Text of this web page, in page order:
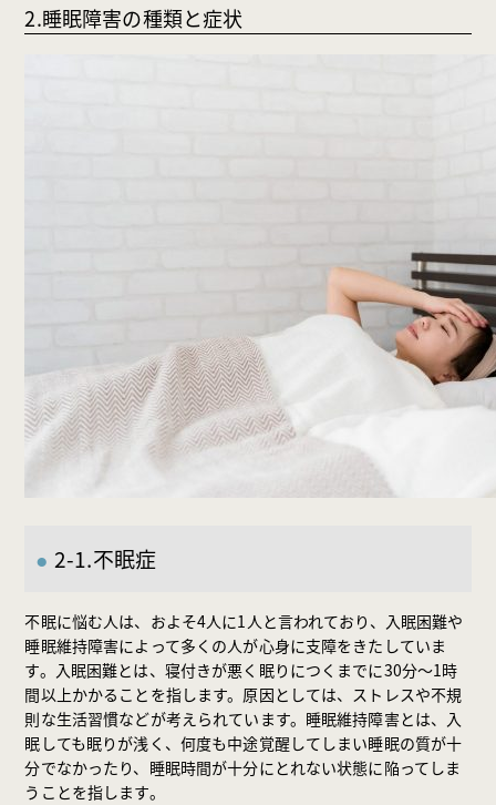
2.睡眠障害の種類と症状
2-1.不眠症
不眠に悩む人は、およそ4人に1人と言われており、入眠困難や
睡眠維持障害によって多くの人が心身に支障をきたしていま
す。入眠困難とは、寝付きが悪く眠りにつくまでに30分〜1時
間以上かかることを指します。原因としては、ストレスや不規
則な生活習慣などが考えられています。睡眠維持障害とは、入
眠しても眠りが浅く、何度も中途覚醒してしまい睡眠の質が十
分でなかったり、睡眠時間が十分にとれない状態に陥ってしま
うことを指します。